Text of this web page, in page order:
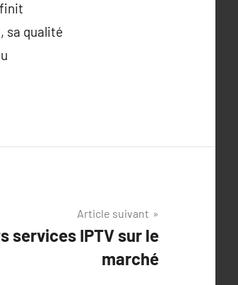
sa qualité
Article suivant
services IPTV sur le
marché